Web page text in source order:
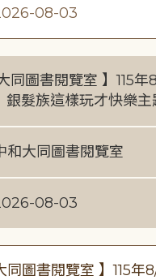
08-03
同圖書閱覽室 】115年
銀髮族這樣玩才快樂主
和大同圖書閱覽室
08-03
同圖書閱覽室 】115年